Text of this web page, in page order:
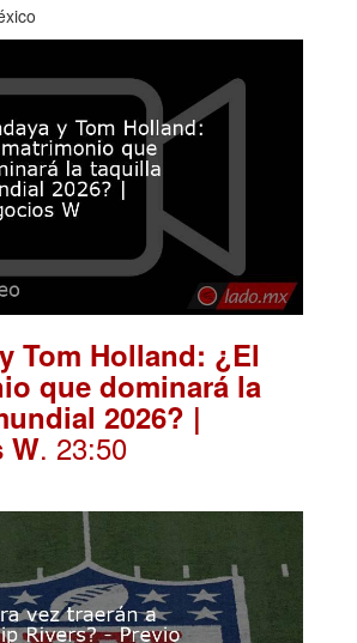
Tom Holland: ¿El
que dominará la
2026? |
W. 23:50